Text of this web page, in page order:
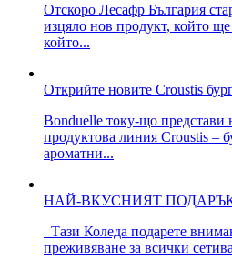
Отскоро Лесафр България
изцяло нов продукт, който
който...
Открийте новите Croustis
Bonduelle току-що представи
продуктова линия Croustis –
ароматни...
НАЙ-ВКУСНИЯТ
Тази Коледа подарете
преживяване за всички